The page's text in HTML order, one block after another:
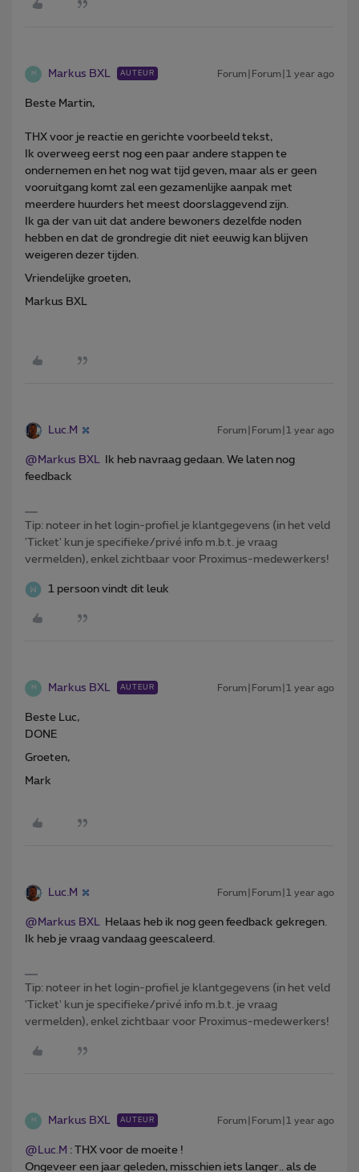
M Markus BXL AUTEUR Forum|Forum|1 year ago
Beste Martin,
THX voor je reactie en gerichte voorbeeld tekst,
Ik overweeg eerst nog een paar andere stappen te
ondernemen en het nog wat tijd geven, maar als er geen
vooruitgang komt zal een gezamenlijke aanpak met
meerdere huurders het meest doorslaggevend zijn.
Ik ga der van uit dat andere bewoners dezelfde noden
hebben en dat de grondregie dit niet eeuwig kan blijven
weigeren dezer tijden.
Vriendelijke groeten,
Markus BXL
Luc.M Forum|Forum|1 year ago
@Markus BXL
Ik heb navraag gedaan. We laten nog
feedback
Tip: noteer in het login-profiel je klantgegevens (in het veld
'Ticket' kun je specifieke/privé info m.b.t. je vraag
vermelden), enkel zichtbaar voor Proximus-medewerkers!
1 persoon vindt dit leuk
M Markus BXL AUTEUR Forum|Forum|1 year ago
Beste Luc,
DONE
Groeten,
Mark
Luc.M Forum|Forum|1 year ago
@Markus BXL
Helaas heb ik nog geen feedback gekregen.
Ik heb je vraag vandaag geescaleerd.
Tip: noteer in het login-profiel je klantgegevens (in het veld
'Ticket' kun je specifieke/privé info m.b.t. je vraag
vermelden), enkel zichtbaar voor Proximus-medewerkers!
M Markus BXL AUTEUR Forum|Forum|1 year ago
@Luc.M : THX voor de moeite !
Ongeveer een jaar geleden, misschien iets langer.. als de